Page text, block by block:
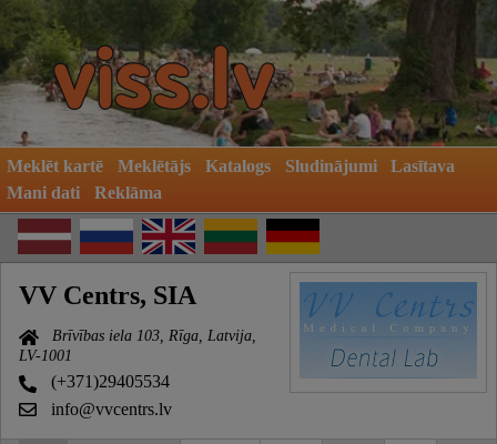
Meklēt kartē Meklētājs Katalogs Sludinājumi
Lasītava
Mani dati
Reklāma
VV Centrs, SIA
Brīvības iela 103, Rīga, Latvija,
LV-1001
(+371)29405534
info@vvcentrs.lv